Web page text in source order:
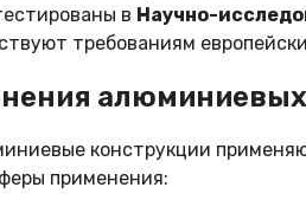
в Научно-
требованиям
конструкции
применения: